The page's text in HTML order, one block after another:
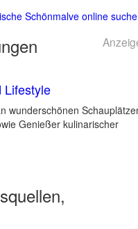
Schönmalve online
Lifestyle
wunderschönen
Genießer kulinarischer